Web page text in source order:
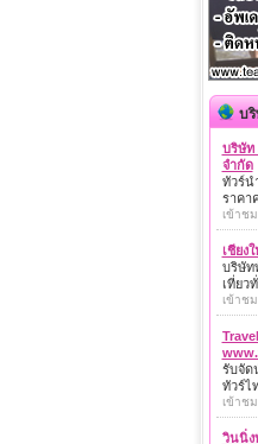
บ
บริษัท
จำกัด
ทัวร์น
ราคา
เข้าช
เชียง
บริษัท
เที่ยว
เข้าช
รับจัด
ทัวร์ไ
เข้าช
วินนิ่ง